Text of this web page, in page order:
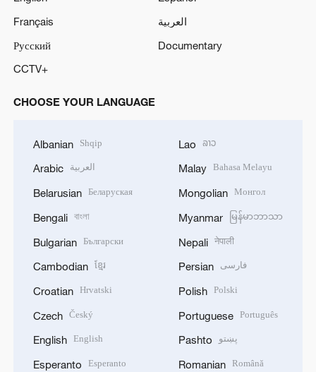
Français
العربية
Русский
Documentary
CCTV+
CHOOSE YOUR LANGUAGE
Albanian Shqip
Arabic العربية
Belarusian Беларуская
Bengali বাংলা
Bulgarian Български
Cambodian ខ្មែរ
Croatian Hrvatski
Czech Český
English English
Esperanto Esperanto
Lao ລາວ
Malay Bahasa Melayu
Mongolian Монгол
Myanmar မြန်မာဘာသာ
Nepali नेपाली
Persian فارسی
Polish Polski
Portuguese Português
Pashto پښتو
Romanian Română